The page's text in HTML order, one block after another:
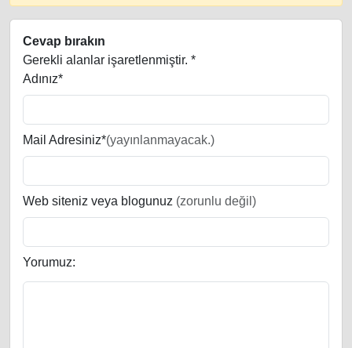
Cevap bırakın
Gerekli alanlar işaretlenmiştir. *
Adınız*
Mail Adresiniz*(yayınlanmayacak.)
Web siteniz veya blogunuz (zorunlu değil)
Yorumuz: